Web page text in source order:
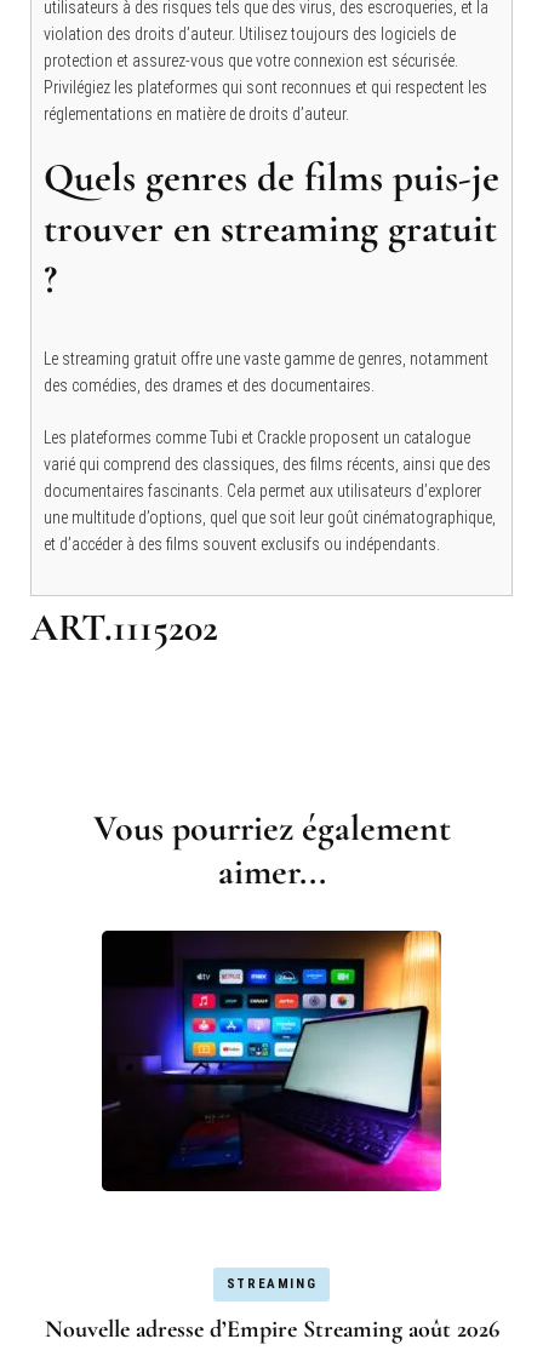
utilisateurs à des risques tels que des virus, des escroqueries, et la
violation des droits d’auteur. Utilisez toujours des logiciels de
protection et assurez-vous que votre connexion est sécurisée.
Privilégiez les plateformes qui sont reconnues et qui respectent les
réglementations en matière de droits d’auteur.
Quels genres de films puis-je
trouver en streaming gratuit
?
Le streaming gratuit offre une vaste gamme de genres, notamment
des comédies, des drames et des documentaires.
Les plateformes comme Tubi et Crackle proposent un catalogue
varié qui comprend des classiques, des films récents, ainsi que des
documentaires fascinants. Cela permet aux utilisateurs d’explorer
une multitude d’options, quel que soit leur goût cinématographique,
et d’accéder à des films souvent exclusifs ou indépendants.
ART.1115202
Vous pourriez également
aimer...
STREAMING
Nouvelle adresse d’Empire Streaming août 2026